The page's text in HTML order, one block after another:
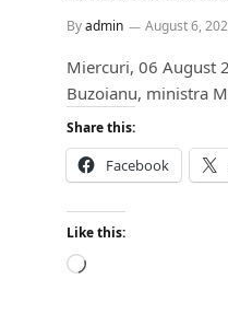
Byadmin August 6,
Miercuri, 06 August
Buzoianu, ministra
Share this:
Facebook
Like this:
L